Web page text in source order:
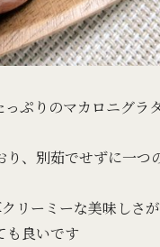
ぷりのマカロニグラ
、別茹でせずに一つ
リーミーな美味しさ
も良いです